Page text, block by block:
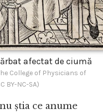
afectat de ciumă
College of Physicians of
BY-NC-SA)
știa ce anume